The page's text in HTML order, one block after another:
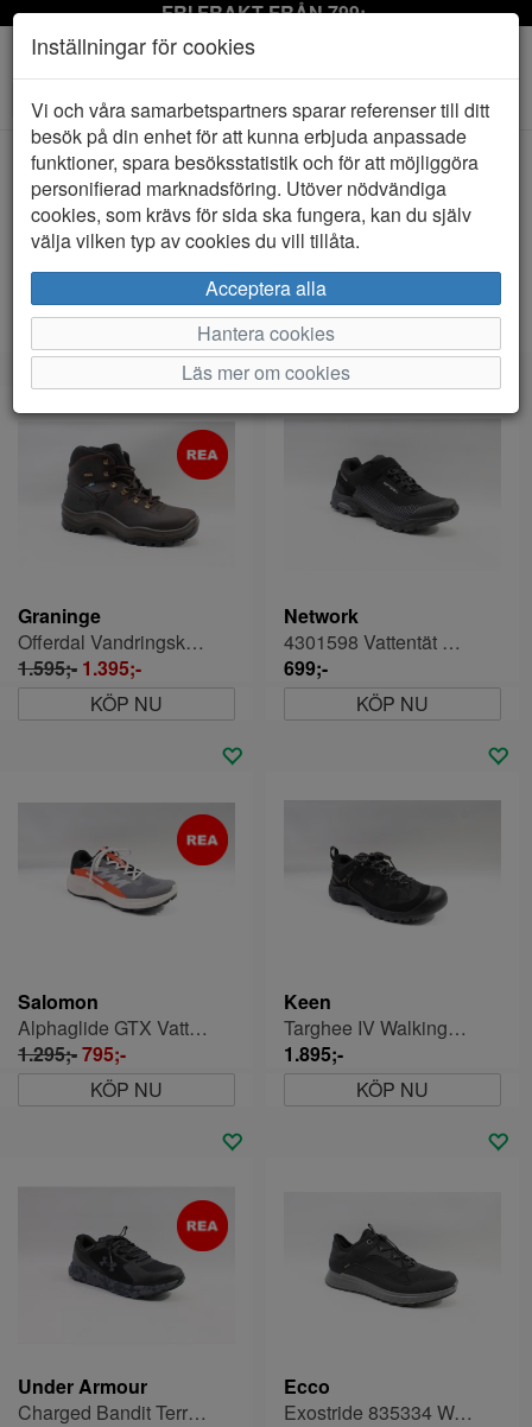
FRI FRAKT FRÅN 799:-
Toggle
navigation
Visa filter
Herr - Vattentät ofodrad (58 artiklar)
Sortera efter:
Graninge
Offerdal Vandringskänga
1.595;- 1.395;-
KÖP NU
Network
4301598 Vattentät Herrsko
699;-
KÖP NU
Salomon
Alphaglide GTX Vattentät Sportsko Herr
1.295;-795;-
KÖP NU
Keen
Targhee IV Walkingskor Herr
1.895;-
KÖP NU
Under Armour
Charged Bandit Terränglöparsko Herr
Ecco
Exostride 835334 Walkingskor Gore-tex
Inställningar för cookies
Vi och våra samarbetspartners sparar referenser till ditt
besök på din enhet för att kunna erbjuda anpassade
funktioner, spara besöksstatistik och för att möjliggöra
personifierad marknadsföring. Utöver nödvändiga
cookies, som krävs för sida ska fungera, kan du själv
välja vilken typ av cookies du vill tillåta.
Acceptera alla
Hantera cookies
Läs mer om cookies